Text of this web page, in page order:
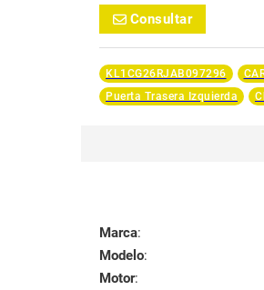
Consultar
KL1CG26RJAB097296
Puerta Trasera Izquierda
Marca:
Modelo:
Motor: